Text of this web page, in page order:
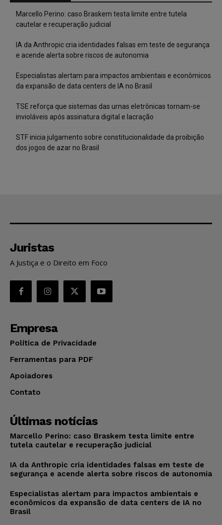
Marcello Perino: caso Braskem testa limite entre tutela
cautelar e recuperação judicial
IA da Anthropic cria identidades falsas em teste de segurança
e acende alerta sobre riscos de autonomia
Especialistas alertam para impactos ambientais e econômicos
da expansão de data centers de IA no Brasil
TSE reforça que sistemas das urnas eletrônicas tornam-se
invioláveis após assinatura digital e lacração
STF inicia julgamento sobre constitucionalidade da proibição
dos jogos de azar no Brasil
Juristas
A Justiça e o Direito em Foco
Empresa
Política de Privacidade
Ferramentas para PDF
Apoiadores
Contato
Últimas notícias
Marcello Perino: caso Braskem testa limite entre
tutela cautelar e recuperação judicial
IA da Anthropic cria identidades falsas em teste de
segurança e acende alerta sobre riscos de autonomia
Especialistas alertam para impactos ambientais e
econômicos da expansão de data centers de IA no
Brasil